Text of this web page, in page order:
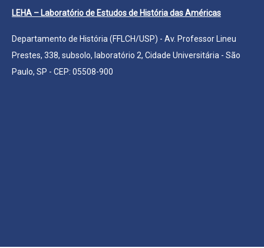
LEHA – Laboratório de Estudos de História das Américas
Departamento de História (FFLCH/USP) - Av. Professor Lineu
Prestes, 338, subsolo, laboratório 2, Cidade Universitária - São
Paulo, SP - CEP: 05508-900